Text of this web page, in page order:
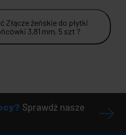
Złącze żeńskie do płytki
3,81 mm, 5 szt ?
Sprawdź nasze